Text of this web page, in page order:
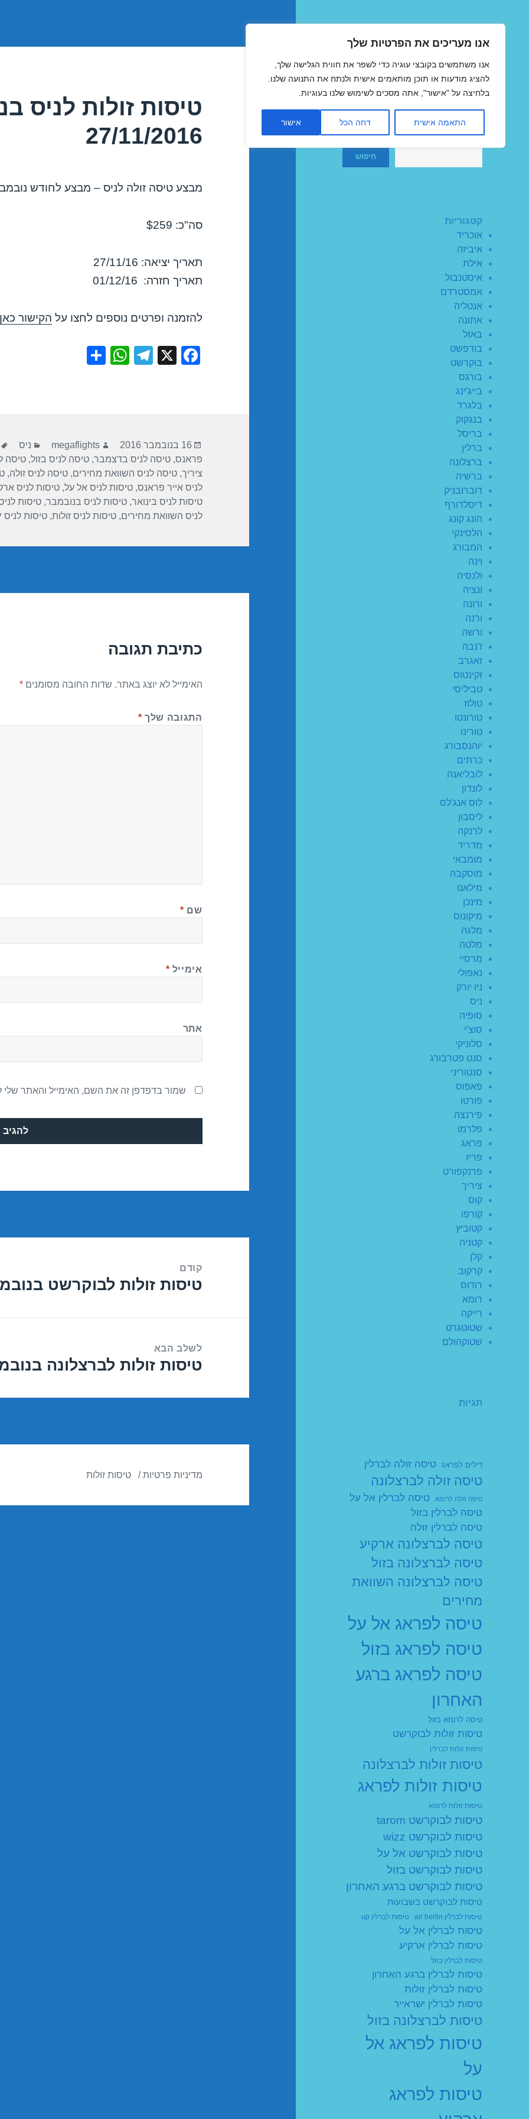
אנו מעריכים את הפרטיות שלך
אנו משתמשים בקובצי עוגיה כדי לשפר את חווית הגלישה שלך,
להציג מודעות או תוכן מותאמים אישית ולנתח את התנועה שלנו.
בלחיצה על "אישור", אתה מסכים לשימוש שלנו בעוגיות.
התאמה אישית דחה הכל אישור
MegaFlights טיסות מוזלות
חיפוש
חיפוש
קטגוריות
אוכריד
איביזה
אילת
איסטנבול
אמסטרדם
אנטליה
אתונה
באזל
בודפשט
בוקרשט
בורגס
בייג'ינג
בלגרד
בנגקוק
בריסל
ברלין
ברצלונה
ברשיה
דוברובניק
דיסלדורף
הונג קונג
הלסינקי
המבורג
וינה
ולנסיה
ונציה
ורונה
ורנה
ורשה
ז'נבה
זאגרב
זקינטוס
טביליסי
טולוז
טורונטו
טורינו
יוהנסבורג
כרתים
לובליאנה
לונדון
לוס אנג'לס
ליסבון
לרנקה
מדריד
מומבאי
מוסקבה
מילאנו
מינכן
מיקונוס
מלגה
מלטה
מרסיי
נאפולי
ניו יורק
ניס
סופיה
סוצ'י
סלוניקי
סנט פטרבורג
סנטוריני
פאפוס
פורטו
פירנצה
פלרמו
פראג
פריז
פרנקפורט
ציריך
קוס
קורפו
קטוביץ
קטניה
קלן
קרקוב
רודוס
רומא
רייקה
שטוטגרט
שטוקהולם
תגיות
דילים לפראג טיסה זולה לברלין
טיסה זולה לברצלונה
טיסה זולה לרומא
טיסה לברלין אל על
טיסה לברלין בזול
טיסה לברלין זולה
טיסה לברצלונה ארקיע
טיסה לברצלונה בזול
טיסה לברצלונה השוואת
מחירים
טיסה לפראג אל על
טיסה לפראג בזול
טיסה לפראג ברגע
האחרון
טיסה לרומא בזול
טיסות זולות לבוקרשט
טיסות זולות לברלין
טיסות זולות לברצלונה
טיסות זולות לפראג
טיסות זולות לרומא
טיסות לבוקרשט tarom
טיסות לבוקרשט wizz
טיסות לבוקרשט אל על
טיסות לבוקרשט בזול
טיסות לבוקרשט ברגע האחרון
טיסות לבוקרשט בשבועות
טיסות לברלין air berlin טיסות לברלין up
טיסות לברלין אל על
טיסות לברלין ארקיע
טיסות לברלין בזול
טיסות לברלין ברגע האחרון
טיסות לברלין זולות
טיסות לברלין ישראייר
טיסות לברצלונה בזול
טיסות לפראג אל
על
טיסות לפראג
טיסות זולות לניס
27/11/2016
מבצע טיסה זולה לניס – מבצע לחודש נובמבר
סה"כ: $259
תאריך יציאה: 27/11/16
תאריך חזרה: 01/12/16
להזמנה ופרטים נוספים לחצו על הקישור
F
o
o
k
X
T
m
W
p
p
פורסם
בתאריך
16 בנובמבר 2016 מחבר
megaflights
ניס
פראנס,טיסה לניס בדצמבר,טיסה לניס בזול,טיסה
ציריך,טיסה לניס השוואת מחירים,טיסה לניס זולה,
לניס אייר פראנס,טיסות לניס אל על,טיסות לניס
טיסות לניס בינואר,טיסות לניס בנובמבר,טיסות
לניס השוואת מחירים,טיסות לניס זולות,טיסות לניס
כתיבת תגובה
האימייל לא יוצג באתר. שדות החובה מסומנים*
התגובה שלך *
שם *
אימייל *
אתר
שמור בדפדפן זה את השם, האימייל והאתר
קודם
הפוסט
טיסות זולות לבוקרשט בנובמבר 24/
לשלב הבא
הפוסט
טיסות זולות לברצלונה בנובמבר 27/
מדיניות פרטיות טיסות זולות